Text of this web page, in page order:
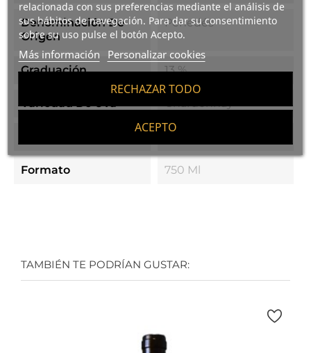
relacionada con sus preferencias mediante el análisis de
sus hábitos de navegación. Para dar su consentimiento
sobre su uso pulse el botón Acepto.
Más información Personalizar cookies
RECHAZAR TODO
ACEPTO
Denominación De
Origen
Penedés
Graduación 13 %
Formato 750 Ml
TAMBIÉN TE PODRÍAN GUSTAR: